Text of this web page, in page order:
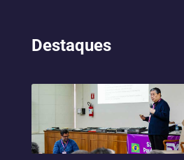
Destaques